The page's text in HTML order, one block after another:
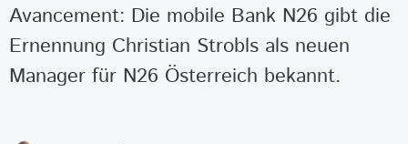
Avancement: Die mobile Bank N26 gibt die
Ernennung Christian Strobls als neuen
Manager für N26 Österreich bekannt.